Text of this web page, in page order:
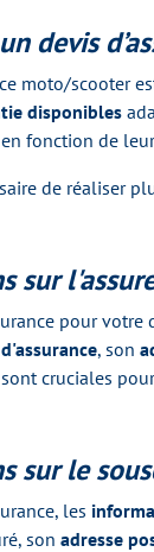
devis
moto/scooter
disponibles
fonction de
de réaliser
sur
pour
, son
cruciales
sur le
les
son adresse